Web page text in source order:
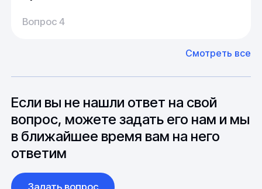
20-25 дней, но в зависимости от различных
может быть сокращен до 1 недели.
до 6 месяцев производства.
У нас большой опыт поставок из Европы и
Азии. Через наших партнеров мы сможем
вопросы связанные с документацией и
международной логистикой.
Вопрос 4
Смотреть все
Если вы не нашли ответ на свой
вопрос, можете задать его нам и мы
в ближайшее время вам на него
ответим